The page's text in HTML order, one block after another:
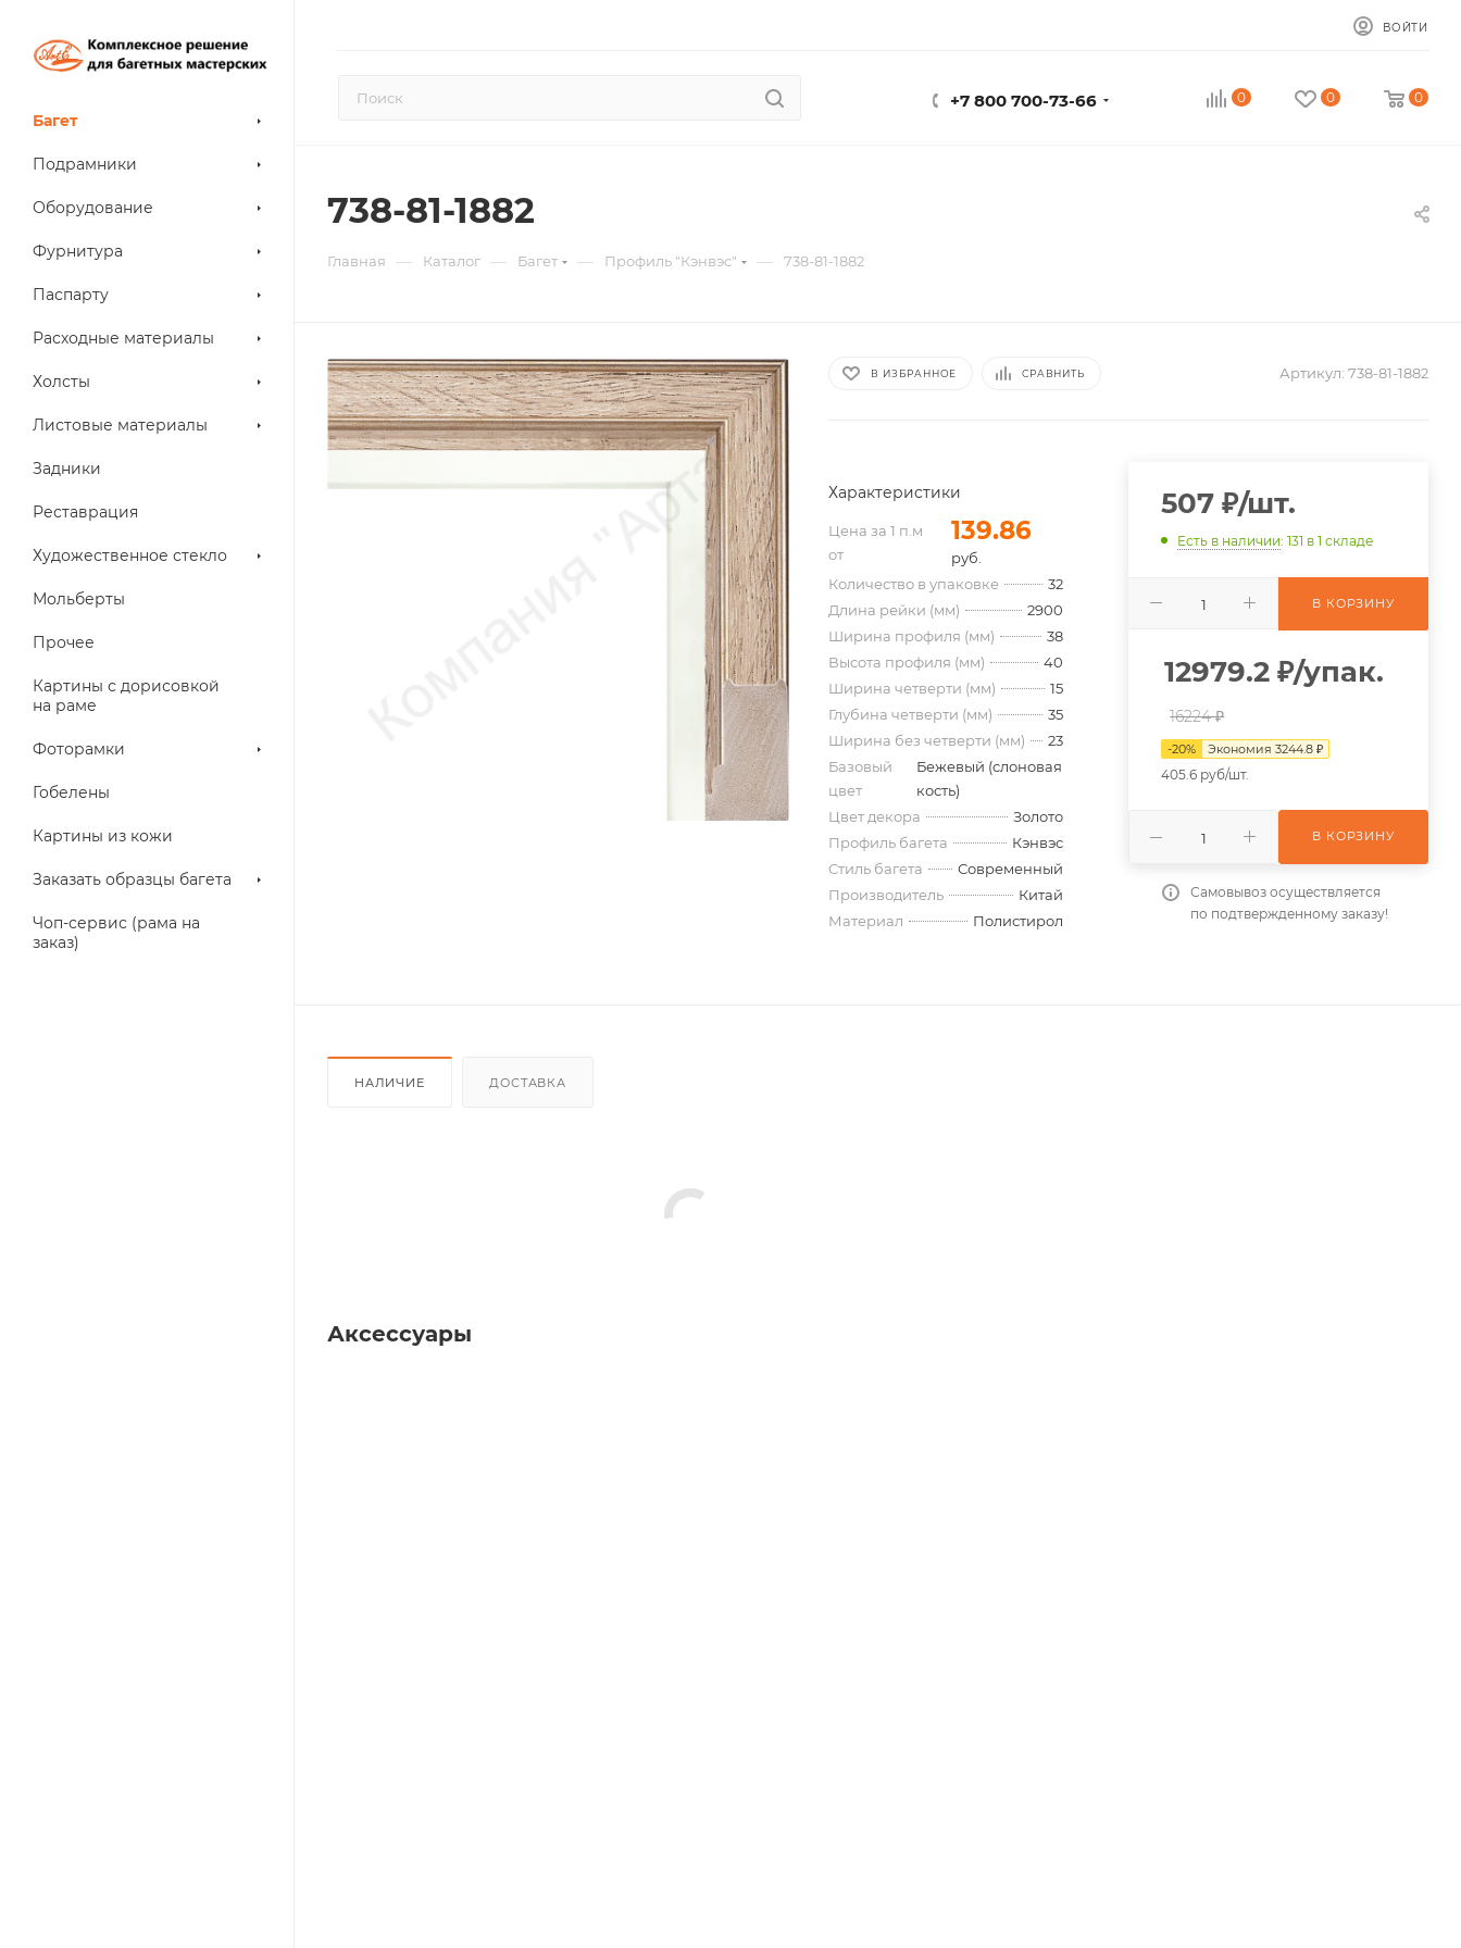
ВОЙТИ
+7 800 700-73-66 0 0 0
Багет
Подрамники
Оборудование
Фурнитура
Паспарту
Расходные материалы
Холсты
Листовые материалы
Задники
Реставрация
Художественное стекло
Мольберты
Прочее
Картины с дорисовкой
на раме
Фоторамки
Гобелены
Картины из кожи
Заказать образцы багета
Чоп-сервис (рама на
заказ)
738-81-1882
Главная — Каталог — Багет — Профиль "Кэнвэс" — 738-81-1882
В ИЗБРАННОЕ СРАВНИТЬ Артикул: 738-81-1882
Характеристики
Цена за 1 п.м
от
139.86
руб.
Количество в упаковке
32
Длина рейки (мм)
2900
Ширина профиля (мм)
38
Высота профиля (мм)
40
Ширина четверти (мм)
15
Глубина четверти (мм)
35
Ширина без четверти (мм)
23
Базовый
цвет
Бежевый (слоновая
кость)
Цвет декора
Золото
Профиль багета
Кэнвэс
Стиль багета
Современный
Производитель
Китай
Материал
Полистирол
507 ₽/шт.
Есть в наличии: 131 в 1 складе
В КОРЗИНУ
12979.2 ₽/упак.
16224 ₽
-20% Экономия3244.8 ₽
405.6 руб/шт.
В КОРЗИНУ
Самовывоз осуществляется
по подтвержденному заказу!
НАЛИЧИЕ ДОСТАВКА
Аксессуары